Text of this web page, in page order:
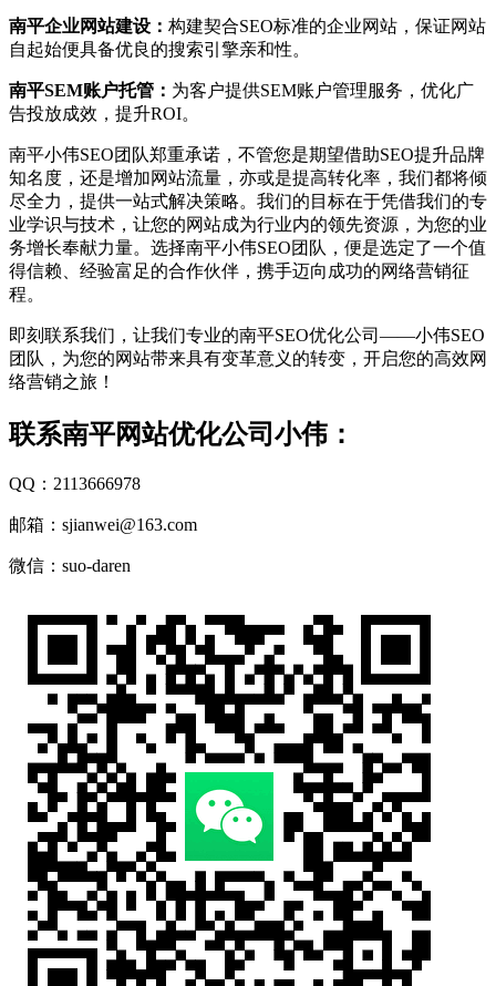
南平企业网站建设： 构建契合SEO标准的企业网站，保证网站
自起始便具备优良的搜索引擎亲和性。
南平SEM账户托管： 为客户提供SEM账户管理服务，优化广
告投放成效，提升ROI。
南平小伟SEO团队郑重承诺，不管您是期望借助SEO提升品牌
知名度，还是增加网站流量，亦或是提高转化率，我们都将倾
尽全力，提供一站式解决策略。我们的目标在于凭借我们的专
业学识与技术，让您的网站成为行业内的领先资源，为您的业
务增长奉献力量。选择南平小伟SEO团队，便是选定了一个值
得信赖、经验富足的合作伙伴，携手迈向成功的网络营销征
程。
即刻联系我们，让我们专业的南平SEO优化公司——小伟SEO
团队，为您的网站带来具有变革意义的转变，开启您的高效网
络营销之旅！
联系南平网站优化公司小伟：
QQ：2113666978
邮箱：sjianwei@163.com
微信：suo-daren